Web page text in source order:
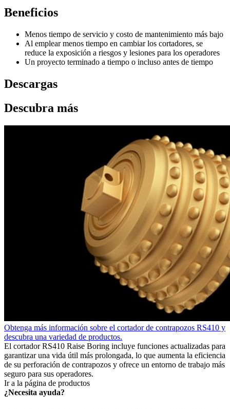
Beneficios
Menos tiempo de servicio y costo de mantenimiento más bajo
Al emplear menos tiempo en cambiar los cortadores, se
reduce la exposición a riesgos y lesiones para los operadores
Un proyecto terminado a tiempo o incluso antes de tiempo
Descargas
Descubra más
Obtenga más información sobre el cortador de contrapozos RS410 y
descubra una variedad de productos.
El cortador RS410 Raise Boring incluye funciones actualizadas para
garantizar una vida útil más prolongada, lo que aumenta la eficiencia
de su perforación de contrapozos y ofrece un entorno de trabajo más
seguro para sus operadores.
Ir a la página de productos
¿Necesita ayuda?